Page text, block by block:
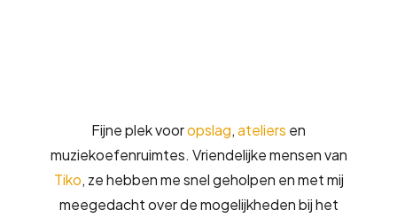
Fijne plek vooropslag,ateliers en
muziekoefenruimtes. Vriendelijke mensen van
Tiko, ze hebben me snel geholpen en met mij
meegedacht over de mogelijkheden bij het